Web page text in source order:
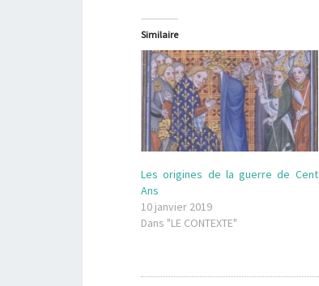
Similaire
Les origines de la guerre de Cent
Ans
10 janvier 2019
Dans "LE CONTEXTE"